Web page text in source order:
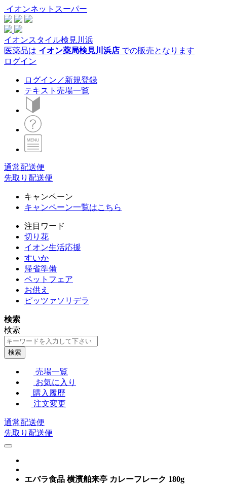
イオンネットスーパー
イオンスタイル検見川浜
医薬品は イオン薬局検見川浜店 での販売となります
ログイン
ログイン／新規登録
テキスト売場一覧
通常配送便
先取り配送便
キャンペーン
キャンペーン一覧はこちら
注目ワード
切り花
イオン生活応援
すいか
帰省準備
ペットフェア
お供え
ピッツァソリデラ
検索
検索
検索
売場一覧
お気に入り
購入履歴
注文変更
通常配送便
先取り配送便
エバラ食品 横濱舶来亭 カレーフレーク 180g